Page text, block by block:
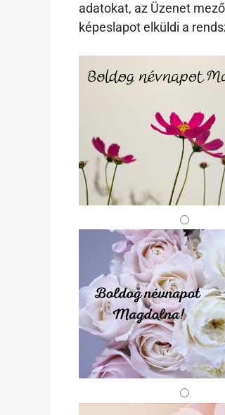
adatokat, az Üzenet
képeslapot elküldi a